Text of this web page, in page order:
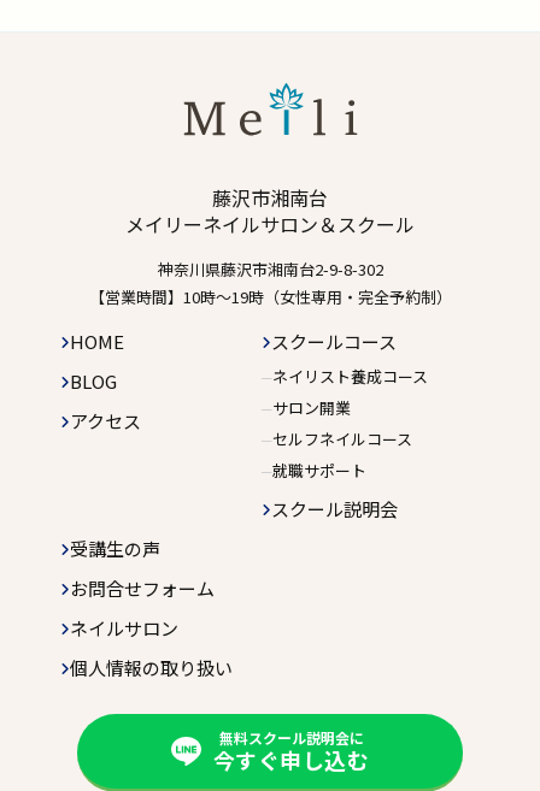
藤沢市湘南台
メイリーネイルサロン＆スクール
神奈川県藤沢市湘南台2-9-8-302
【営業時間】10時〜19時（女性専用・完全予約制）
HOME
BLOG
アクセス
スクールコース
ネイリスト養成コース
サロン開業
セルフネイルコース
就職サポート
スクール説明会
受講生の声
お問合せフォーム
ネイルサロン
個人情報の取り扱い
無料スクール説明会に
今すぐ申し込む